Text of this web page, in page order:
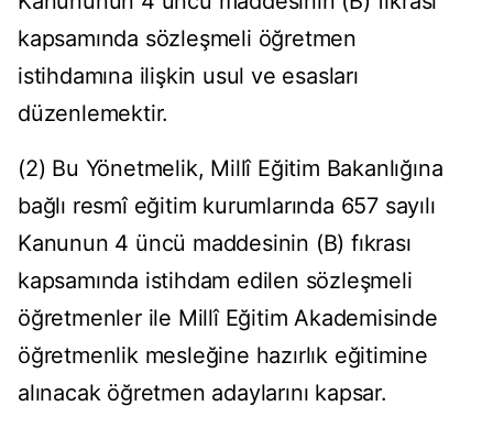
kapsamında sözleşmeli öğretmen
istihdamına ilişkin usul ve esasları
düzenlemektir.
(2) Bu Yönetmelik, Millî Eğitim Bakanlığına
bağlı resmî eğitim kurumlarında 657 sayılı
Kanunun 4 üncü maddesinin (B) fıkrası
kapsamında istihdam edilen sözleşmeli
öğretmenler ile Millî Eğitim Akademisinde
öğretmenlik mesleğine hazırlık eğitimine
alınacak öğretmen adaylarını kapsar.